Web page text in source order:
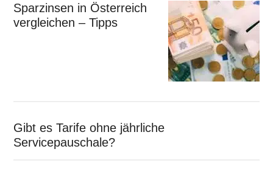
Sparzinsen in Österreich
vergleichen – Tipps
Gibt es Tarife ohne jährliche
Servicepauschale?